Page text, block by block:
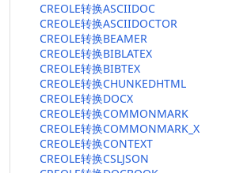
CREOLE转换ASCIIDOC
CREOLE转换ASCIIDOCTOR
CREOLE转换BEAMER
CREOLE转换BIBLATEX
CREOLE转换BIBTEX
CREOLE转换CHUNKEDHTML
CREOLE转换DOCX
CREOLE转换COMMONMARK
CREOLE转换COMMONMARK_X
CREOLE转换CONTEXT
CREOLE转换CSLJSON